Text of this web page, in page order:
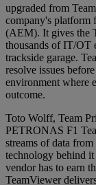
upgraded from
company's platform
(AEM). It gives the
thousands of IT/OT
trackside garage.
resolve issues
environment where
outcome.
Toto Wolff, Team
PETRONAS F1
streams of data
technology behind
vendor has to earn
TeamViewer